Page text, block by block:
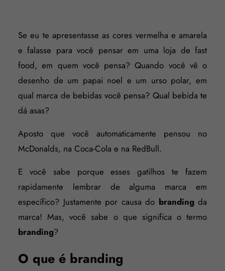
Se eu te apresentasse as cores vermelha e amarela
e falasse para você pensar em uma loja de fast
food, em quem você pensa? Quando você vê o
desenho de um papai noel e um urso polar, em
qual marca de bebidas você pensa? Qual bebida te
dá asas?
Aposto que você automaticamente pensou no
McDonalds, na Coca-Cola e na RedBull.
E você sabe porque esses gatilhos te fazem
rapidamente lembrar de alguma marca em
específico? Justamente por causa do brandingda
marca! Mas, você sabe o que significa o termo
branding?
O que é branding